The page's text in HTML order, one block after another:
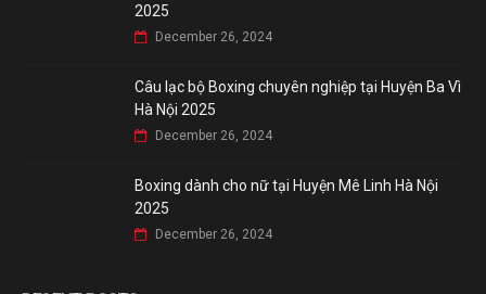
2025
December 26, 2024
Câu lạc bộ Boxing chuyên nghiệp tại Huyện Ba Vì
Hà Nội 2025
December 26, 2024
Boxing dành cho nữ tại Huyện Mê Linh Hà Nội
2025
December 26, 2024